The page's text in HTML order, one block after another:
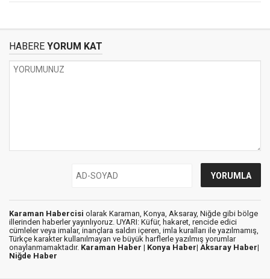
HABERE YORUM KAT
Karaman Habercisi olarak Karaman, Konya, Aksaray, Niğde gibi bölge
illerinden haberler yayınlıyoruz. UYARI: Küfür, hakaret, rencide edici
cümleler veya imalar, inançlara saldırı içeren, imla kuralları ile yazılmamış,
Türkçe karakter kullanılmayan ve büyük harflerle yazılmış yorumlar
onaylanmamaktadır. Karaman Haber | Konya Haber| Aksaray Haber|
Niğde Haber